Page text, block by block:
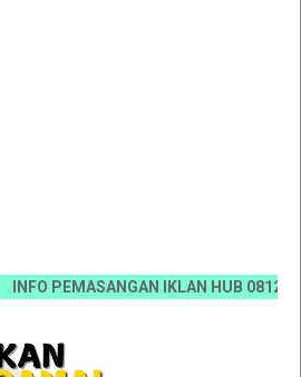
PEMASANGAN IKLAN HUB 0812